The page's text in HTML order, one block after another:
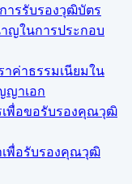
ารรับรองวุฒิบัตร
ญในการประกอบ
าค่าธรรมเนียมใน
ญาเอก
เพื่อขอรับรองคุณวุฒิ
พื่อรับรองคุณวุฒิ